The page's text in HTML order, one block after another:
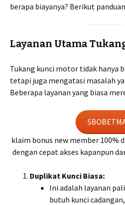
berapa biayanya? Berikut
Layanan Utama
Tukang kunci motor tidak hanya
tetapi juga mengatasi masalah
Beberapa layanan yang biasa
klaim bonus new member 100%
dengan cepat akses kapanpun
Duplikat Kunci Biasa:
Ini adalah layanan
butuh kunci